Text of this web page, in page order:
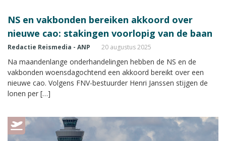
NS en vakbonden bereiken akkoord over
nieuwe cao: stakingen voorlopig van de baan
Redactie Reismedia - ANP 20 augustus 2025
Na maandenlange onderhandelingen hebben de NS en de
vakbonden woensdagochtend een akkoord bereikt over een
nieuwe cao. Volgens FNV-bestuurder Henri Janssen stijgen de
lonen per […]